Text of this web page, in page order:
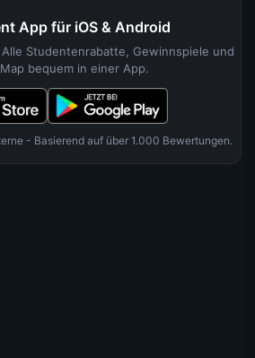
App für iOS & Android
Studentenrabatte, Gewinnspiele und
bequem in einer App.
- Basierend auf über 1.000 Bewertungen.